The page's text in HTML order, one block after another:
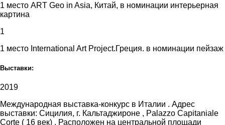
1 место ART Geo in Asia, Китай, в номинации интерьерная
картина
1
1 место International Art Project.Греция. в номинации пейзаж
Выставки:
2019
Международная выставка-конкурс в Италии . Адрес
выставки: Сицилия, г. Кальтаджироне , Palazzo Capitaniale
Corte ( 16 век) . Расположен на центральной площади